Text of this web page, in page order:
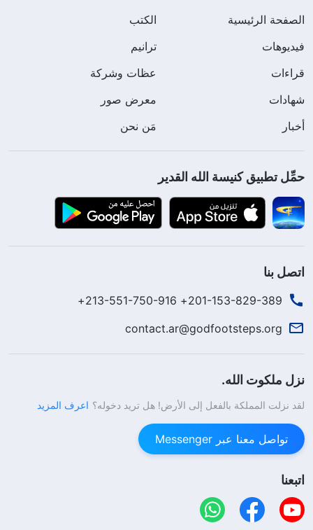
الصفحة الرئيسية
الكتب
فيديوهات
ترانيم
قراءات
عظات وشركة
شهادات
معرض صور
أخبار
مَن نحن
حمِّل تطبيق كنيسة الله القدير
اتصل بنا
201-153-829-389+ 213-551-750-916+
contact.ar@godfootsteps.org
نزل ملكوت الله.
لقد نزلت المملكة بالفعل إلى الأرض! هل تريد دخوله؟ اعرف المزيد
تواصل معنا عبر Messenger
اتبعنا